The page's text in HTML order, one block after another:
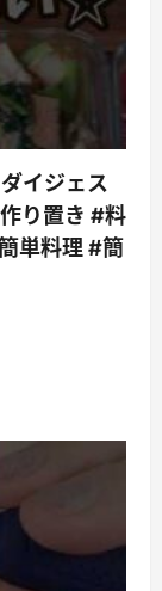
イジェス
り置き #料
単料理 #簡